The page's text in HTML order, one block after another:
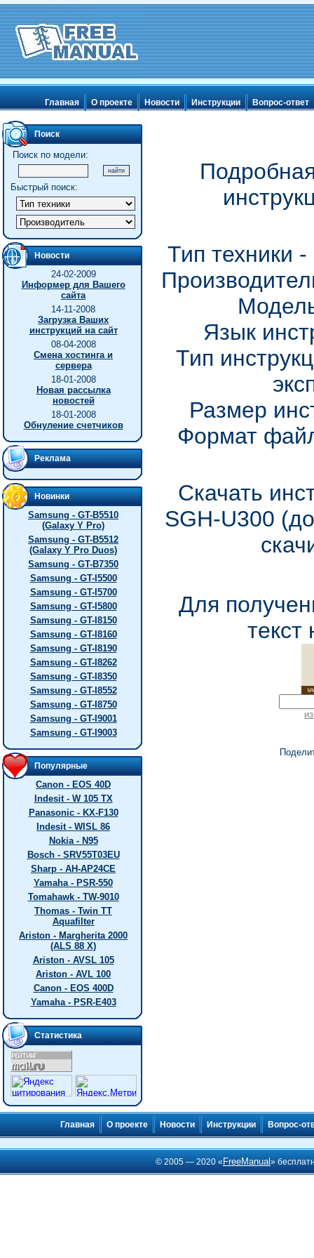
Главная О проекте Новости Инструкции Вопрос-ответ
Поиск
Поиск по модели:
Быстрый поиск:
Новости
24-02-2009
Информер для Вашего
сайта
14-11-2008
Загрузка Ваших
инструкций на сайт
08-04-2008
Смена хостинга и
сервера
18-01-2008
Новая рассылка
новостей
18-01-2008
Обнуление счетчиков
Реклама
Новинки
Samsung - GT-B5510
(Galaxy Y Pro)
Samsung - GT-B5512
(Galaxy Y Pro Duos)
Samsung - GT-B7350
Samsung - GT-I5500
Samsung - GT-I5700
Samsung - GT-I5800
Samsung - GT-I8150
Samsung - GT-I8160
Samsung - GT-I8190
Samsung - GT-I8262
Samsung - GT-I8350
Samsung - GT-I8552
Samsung - GT-I8750
Samsung - GT-I9001
Samsung - GT-I9003
Популярные
Canon - EOS 40D
Indesit - W 105 TX
Panasonic - KX-F130
Indesit - WISL 86
Nokia - N95
Bosch - SRV55T03EU
Sharp - AH-AP24CE
Yamaha - PSR-550
Tomahawk - TW-9010
Thomas - Twin TT
Aquafilter
Ariston - Margherita 2000
(ALS 88 X)
Ariston - AVSL 105
Ariston - AVL 100
Canon - EOS 400D
Yamaha - PSR-E403
Статистика
Тип техники
Язык
Тип
Размер
Формат
Скачать
SGH-U300
Для
текст
Главная О проекте Новости Инструкции Вопрос-
© 2005 — 2020 « FreeManual»